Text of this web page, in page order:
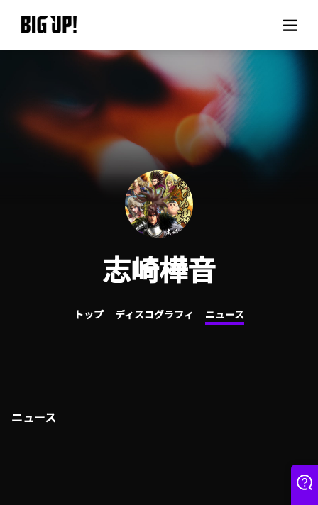
BIG UP!について
ニュース
料金プラン
サポート
ご利用の流れ
よくある質問
志崎樺音
トップ ディスコグラフィ ニュース
ニュース